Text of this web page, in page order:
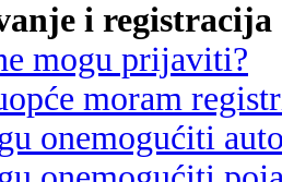
i registracija
mogu prijaviti?
moram
onemogućiti